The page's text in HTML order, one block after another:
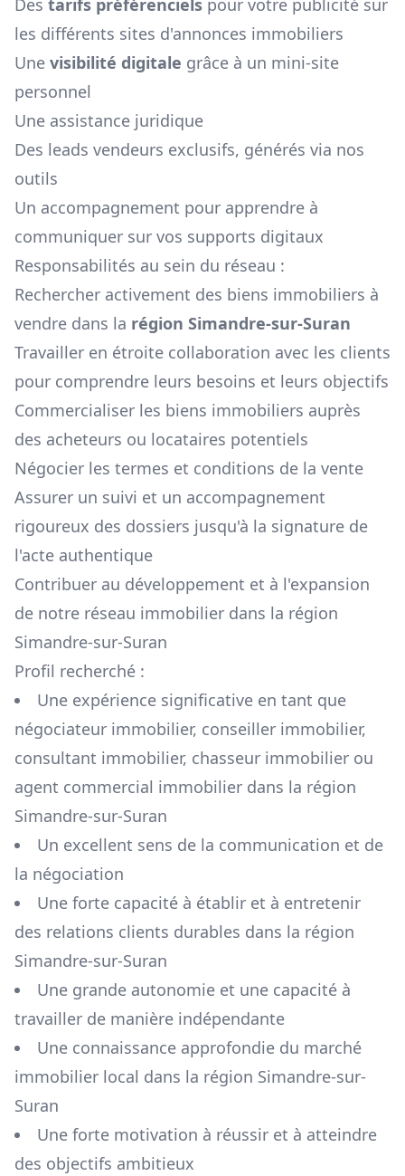
Des tarifs préférenciels pour votre publicité sur
les différents sites d'annonces immobiliers
Une visibilité digitale grâce à un mini-site
personnel
Une assistance juridique
Des leads vendeurs exclusifs, générés via nos
outils
Un accompagnement pour apprendre à
communiquer sur vos supports digitaux
Responsabilités au sein du réseau :
Rechercher activement des biens immobiliers à
vendre dans la région Simandre-sur-Suran
Travailler en étroite collaboration avec les clients
pour comprendre leurs besoins et leurs objectifs
Commercialiser les biens immobiliers auprès
des acheteurs ou locataires potentiels
Négocier les termes et conditions de la vente
Assurer un suivi et un accompagnement
rigoureux des dossiers jusqu'à la signature de
l'acte authentique
Contribuer au développement et à l'expansion
de notre réseau immobilier dans la région
Simandre-sur-Suran
Profil recherché :
Une expérience significative en tant que
négociateur immobilier, conseiller immobilier,
consultant immobilier, chasseur immobilier ou
agent commercial immobilier dans la région
Simandre-sur-Suran
Un excellent sens de la communication et de
la négociation
Une forte capacité à établir et à entretenir
des relations clients durables dans la région
Simandre-sur-Suran
Une grande autonomie et une capacité à
travailler de manière indépendante
Une connaissance approfondie du marché
immobilier local dans la région Simandre-sur-
Suran
Une forte motivation à réussir et à atteindre
des objectifs ambitieux